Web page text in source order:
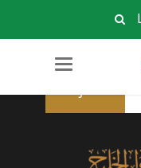
Toggle